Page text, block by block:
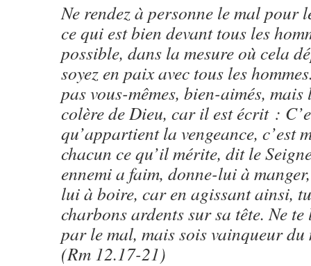
Ne rendez à personne le mal pour
ce qui est bien devant tous les
possible, dans la mesure où cela
soyez en paix avec tous les
pas vous-mêmes, bien-aimés,
colère de Dieu, car il est écrit :
qu’appartient la vengeance, c’est
chacun ce qu’il mérite, dit le
ennemi a faim, donne-lui à
lui à boire, car en agissant ainsi,
charbons ardents sur sa tête. Ne
par le mal, mais sois vainqueur
(Rm 12.17-21)